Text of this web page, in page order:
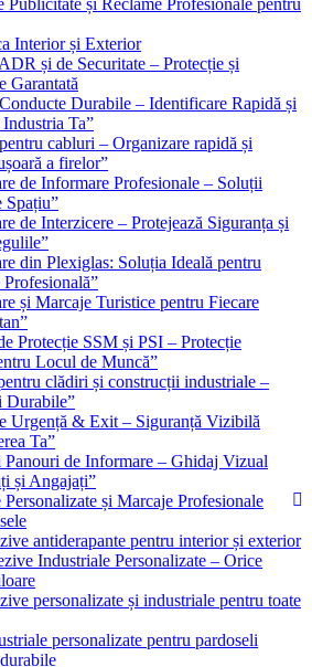
Publicitate și Reclame Profesionale pentru
Interior și Exterior
și de Securitate – Protecție și
Garantată
Durabile – Identificare Rapidă și
Ta”
cabluri – Organizare rapidă și
a firelor”
de Informare Profesionale – Soluții
Spațiu”
de Interzicere – Protejează Siguranța și
din Plexiglas: Soluția Ideală pentru
Profesională”
și Marcaje Turistice pentru Fiecare
Protecție SSM și PSI – Protecție
Locul de Muncă”
clădiri și construcții industriale –
Durabile”
Urgență & Exit – Siguranță Vizibilă
Ta”
Panouri de Informare – Ghidaj Vizual
și Angajați”
și Marcaje Profesionale
antiderapante pentru interior și exterior
Industriale Personalizate – Orice
personalizate și industriale pentru toate
personalizate pentru pardoseli